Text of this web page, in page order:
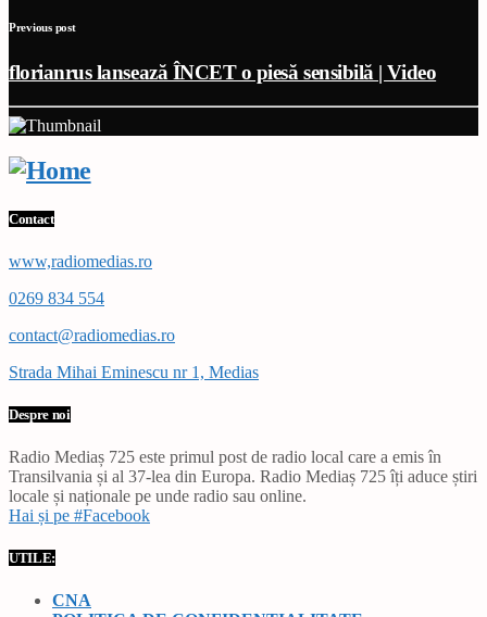
Previous post
florianrus lansează ÎNCET o piesă sensibilă | Video
Contact
www,radiomedias.ro
0269 834 554
contact@radiomedias.ro
Strada Mihai Eminescu nr 1, Medias
Despre noi
Radio Mediaș 725 este primul post de radio local care a emis în
Transilvania și al 37-lea din Europa. Radio Mediaș 725 îți aduce știri
locale și naționale pe unde radio sau online.
Hai și pe #Facebook
UTILE:
CNA